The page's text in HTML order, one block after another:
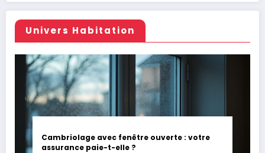
Univers Habitation
Cambriolage avec fenêtre ouverte : votre
assurance paie-t-elle ?